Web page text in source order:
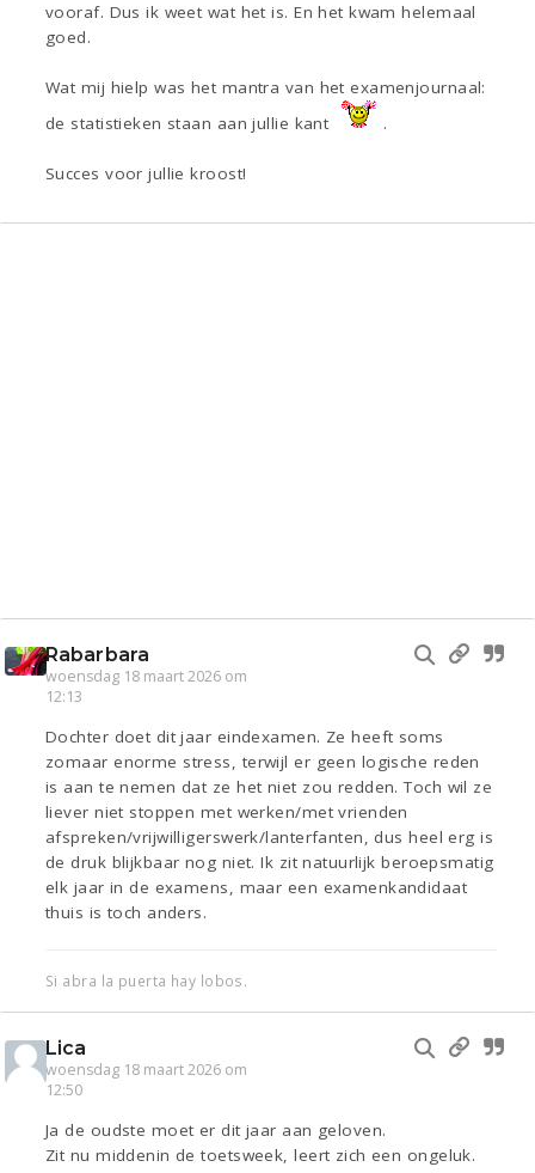
vooraf. Dus ik weet wat het is. En het kwam helemaal
goed.
Wat mij hielp was het mantra van het examenjournaal:
de statistieken staan aan jullie kant
.
Succes voor jullie kroost!
Rabarbara
woensdag 18 maart 2026 om
12:13
Dochter doet dit jaar eindexamen. Ze heeft soms
zomaar enorme stress, terwijl er geen logische reden
is aan te nemen dat ze het niet zou redden. Toch wil ze
liever niet stoppen met werken/met vrienden
afspreken/vrijwilligerswerk/lanterfanten, dus heel erg is
de druk blijkbaar nog niet. Ik zit natuurlijk beroepsmatig
elk jaar in de examens, maar een examenkandidaat
thuis is toch anders.
Si abra la puerta hay lobos.
Lica
woensdag 18 maart 2026 om
12:50
Ja de oudste moet er dit jaar aan geloven.
Zit nu middenin de toetsweek, leert zich een ongeluk.